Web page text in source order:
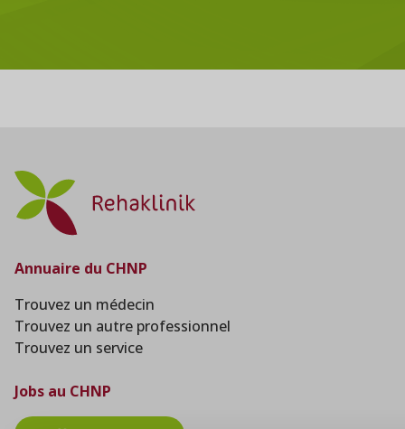
Annuaire du CHNP
Trouvez un médecin
Trouvez un autre professionnel
Trouvez un service
Jobs au CHNP